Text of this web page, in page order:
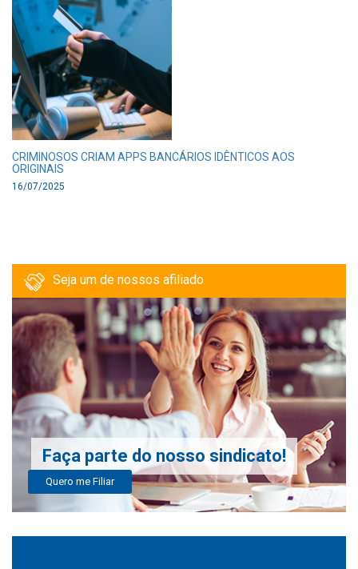
CRIMINOSOS CRIAM APPS BANCÁRIOS IDÊNTICOS AOS
ORIGINAIS
16/07/2025
Seja um de nossos afiliado
Faça parte do nosso sindicato!
Quero me Filiar